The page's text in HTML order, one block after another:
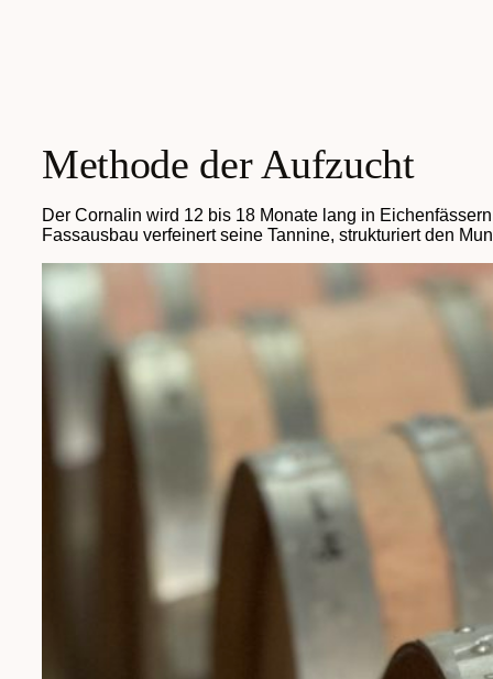
Methode der Aufzucht
Der Cornalin wird 12 bis 18 Monate lang in
Fassausbau verfeinert seine Tannine, strukturiert den